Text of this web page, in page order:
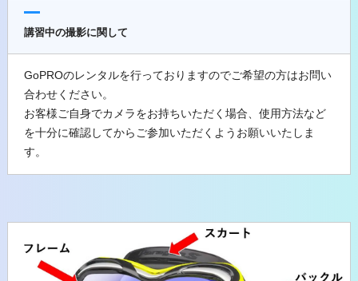
講習中の撮影に関して
GoPROのレンタルを行っておりますのでご希望の方はお問い
合わせください。
お客様ご自身でカメラをお持ちいただく場合、使用方法など
を十分に確認してからご参加いただくようお願いいたしま
す。